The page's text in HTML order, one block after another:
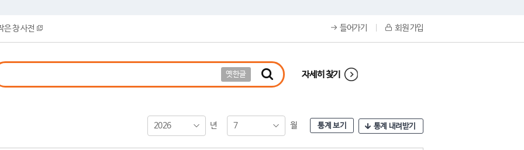
은 창 사전 들어가기 회원 가입
옛한글 자세히 찾기
2026 년 7 월 통계 보기 통계 내려받기